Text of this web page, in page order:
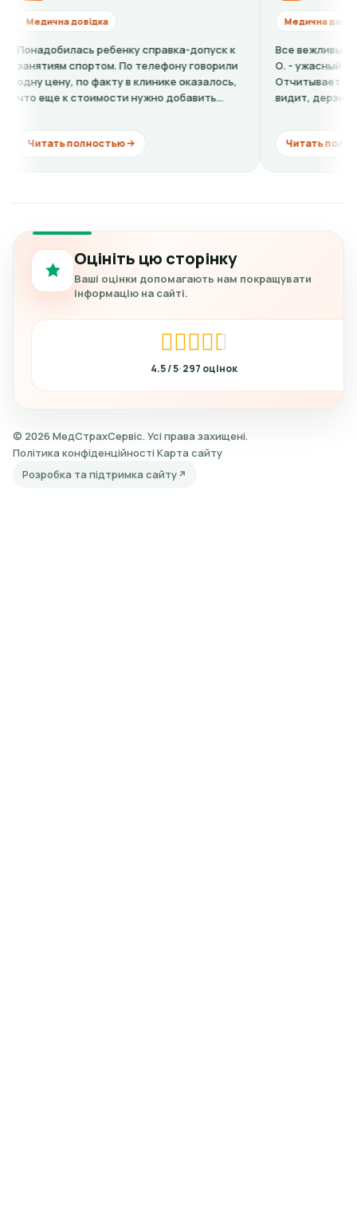
ребенку справка-допуск к
По телефону говорили
в клинике оказалось,
нужно добавить
Все вежливые, кроме окулиста
О. - ужасный человек, ужасный
Отчитывает за то что человек
видит, дерзит, делает
Читать полностью
Оцініть цю сторінку
Ваші оцінки допомагають нам покращувати
інформацію на сайті.
4.5 297
© 2026 МедСтрахСервіс. Усі права захищені.
Політика конфіденційності Карта сайту
Розробка та підтримка сайту